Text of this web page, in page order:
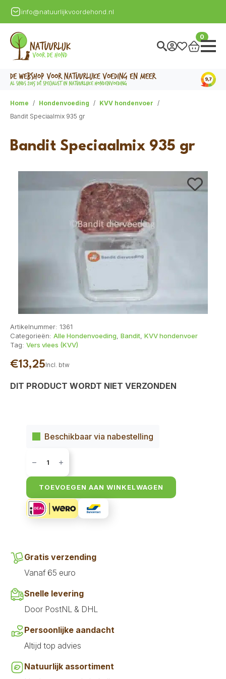
info@natuurlijkvoordehond.nl
0
Home Hondenvoeding
KVV hondenvoer
Bandit Speciaalmix 935 gr
Bandit Speciaalmix 935 gr
Artikelnummer: 1361
Categorieën: Alle Hondenvoeding, Bandit, KVV hondenvoer
Tag: Vers vlees (KVV)
€13,25Incl. btw
DIT PRODUCT WORDT NIET VERZONDEN
Beschikbaar via nabestelling
Speciaalmix
gr
aantalTOEVOEGEN AAN WINKELWAGEN
Gratis verzending
Vanaf 65 euro
Snelle levering
Door PostNL & DHL
Persoonlijke aandacht
Altijd top advies
Natuurlijk assortiment